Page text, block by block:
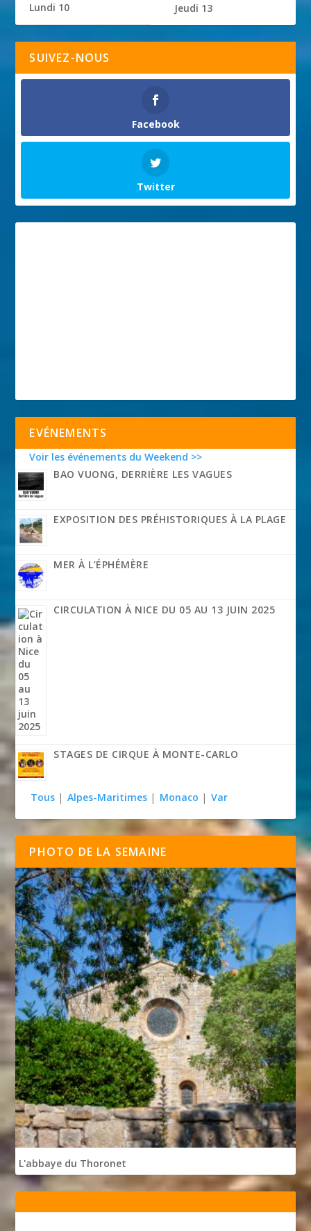
Lundi 10 Jeudi 13
SUIVEZ-NOUS
Facebook
Twitter
EVÉNEMENTS
Voir les événements du Weekend >>
BAO VUONG, DERRIÈRE LES VAGUES
EXPOSITION DES PRÉHISTORIQUES À LA PLAGE
MER À L’ÉPHÉMÈRE
CIRCULATION À NICE DU 05 AU 13 JUIN 2025
STAGES DE CIRQUE À MONTE-CARLO
Tous | Alpes-Maritimes | Monaco | Var
PHOTO DE LA SEMAINE
L'abbaye du Thoronet